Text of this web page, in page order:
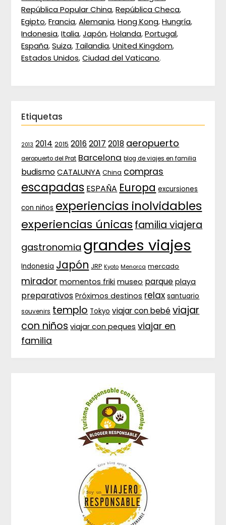
República Popular China,República Checa,
Egipto,Francia,Alemania,Hong Kong,Hungría,
Indonesia,Italia,Japón,Holanda,Portugal,
España,Suiza, Tailandia,United Kingdom,
Estados Unidos,Ciudad del Vaticano.
Etiquetas
2013 2014 2015 2016 2017 2018 aeropuerto
aeropuerto del Prat Barcelona blog de viajes en familia
budismo CATALUNYA China compras
escapadas ESPAÑA Europa excursiones
con niños experiencias inolvidables
experiencias únicas familia viajera
gastronomia grandes viajes
Indonesia Japón JRP Kyoto Menorca mercado
mirador momentos friki museo parque playa
preparativos Próximos destinos relax santuario
souvenirs templo Tokyo viajar con bebé viajar
con niños viajar con peques viajar en
familia